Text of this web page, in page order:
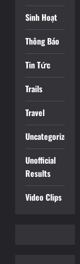
Sinh Hoạt
Thông Báo
Tin Tức
Trails
Travel
Uncategorized
Unofficial
Results
Video Clips